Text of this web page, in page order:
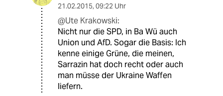
21.02.2015, 09:22 Uhr
@Ute Krakowski:
Nicht nur die SPD, in Ba Wü auch
Union und AfD. Sogar die Basis: Ich
kenne einige Grüne, die meinen,
Sarrazin hat doch recht oder auch
man müsse der Ukraine Waffen
liefern.